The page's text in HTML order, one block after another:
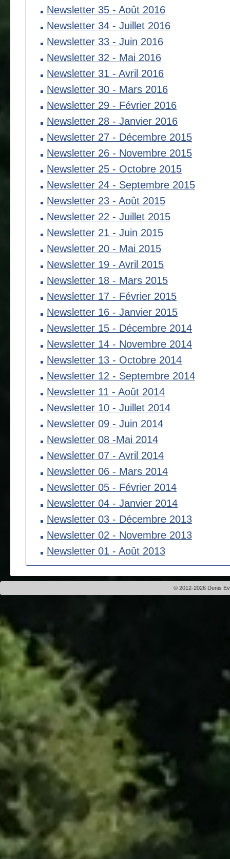
Newsletter 35 - Août 2016
Newsletter 34 - Juillet 2016
Newsletter 33 - Juin 2016
Newsletter 32 - Mai 2016
Newsletter 31 - Avril 2016
Newsletter 30 - Mars 2016
Newsletter 29 - Février 2016
Newsletter 28 - Janvier 2016
Newsletter 27 - Décembre 2015
Newsletter 26 - Novembre 2015
Newsletter 25 - Octobre 2015
Newsletter 24 - Septembre 2015
Newsletter 23 - Août 2015
Newsletter 22 - Juillet 2015
Newsletter 21 - Juin 2015
Newsletter 20 - Mai 2015
Newsletter 19 - Avril 2015
Newsletter 18 - Mars 2015
Newsletter 17 - Février 2015
Newsletter 16 - Janvier 2015
Newsletter 15 - Décembre 2014
Newsletter 14 - Novembre 2014
Newsletter 13 - Octobre 2014
Newsletter 12 - Septembre 2014
Newsletter 11 - Août 2014
Newsletter 10 - Juillet 2014
Newsletter 09 - Juin 2014
Newsletter 08 -Mai 2014
Newsletter 07 - Avril 2014
Newsletter 06 - Mars 2014
Newsletter 05 - Février 2014
Newsletter 04 - Janvier 2014
Newsletter 03 - Décembre 2013
Newsletter 02 - Novembre 2013
Newsletter 01 - Août 2013
© 2012-2026 Denis